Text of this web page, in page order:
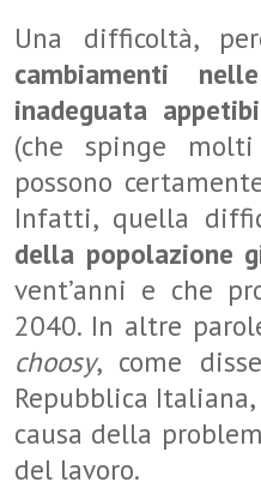
Una difficoltà,
cambiamenti
inadeguata
(che spinge
possono
Infatti, quella
della popolazione
vent’anni e che
2040. In altre
choosy, come
Repubblica
causa della
del lavoro.